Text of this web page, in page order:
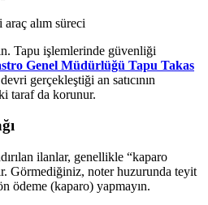
Tapu işlemlerinde güvenliği
Genel Müdürlüğü Tapu Takas
gerçekleştiği an satıcının
taraf da korunur.
ilanlar, genellikle “kaparo
Görmediğiniz, noter huzurunda teyit
ödeme (kaparo) yapmayın.